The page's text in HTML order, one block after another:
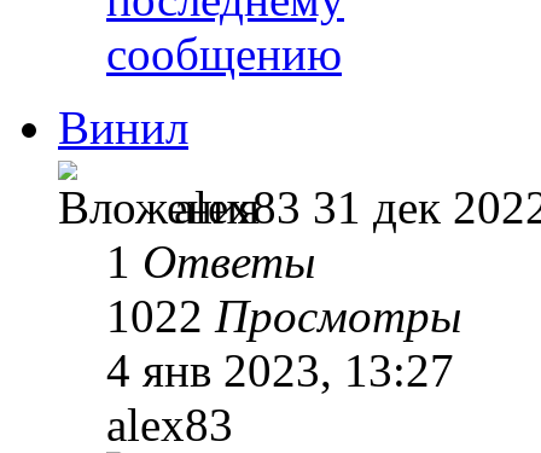
Винил
alex83 31 дек
1 Ответы
1022 Просмотры
4 янв 2023, 13:27
alex83